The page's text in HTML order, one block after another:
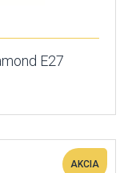
E27
AKCIA